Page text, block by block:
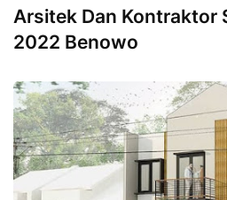
Arsitek Dan Kontraktor
2022 Benowo